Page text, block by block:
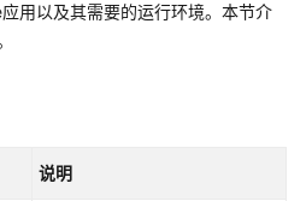
用以及其需要的运行环境。本节介
说明